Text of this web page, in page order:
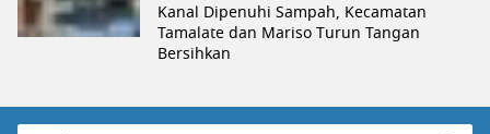
Kanal Dipenuhi Sampah, Kecamatan
Tamalate dan Mariso Turun Tangan
Bersihkan